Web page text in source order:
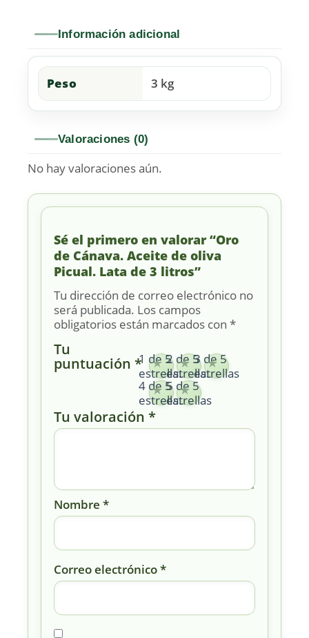
Información adicional
Peso 3 kg
Valoraciones (0)
No hay valoraciones aún.
Sé el primero en valorar “Oro
de Cánava. Aceite de oliva
Picual. Lata de 3 litros”
Tu dirección de correo electrónico no
será publicada. Los campos
obligatorios están marcados con *
Tu
puntuación *1 de 5
estrellas
2 de 5
estrellas
3 de 5
estrellas
4 de 5
estrellas
5 de 5
estrellas
Tu valoración *
Nombre *
Correo electrónico*